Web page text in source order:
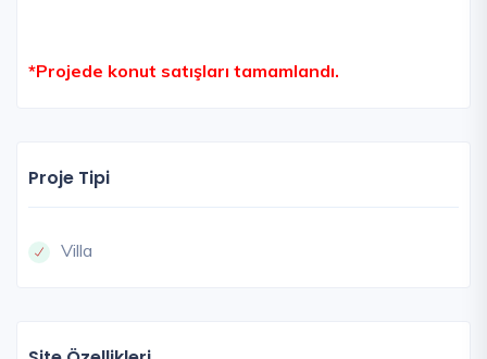
*Projede konut satışları tamamlandı.
Proje Tipi
Villa